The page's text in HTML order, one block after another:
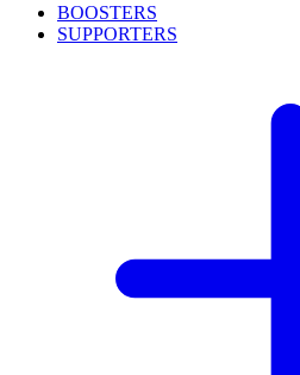
BOOSTERS
SUPPORTERS